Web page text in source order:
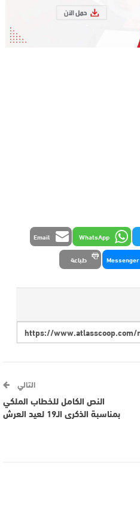
WhatsApp
Email
Messenger طباعة
التالي
النص الكامل للخطاب الملكي
بمناسبة الذكرى الـ19 لعيد العرش